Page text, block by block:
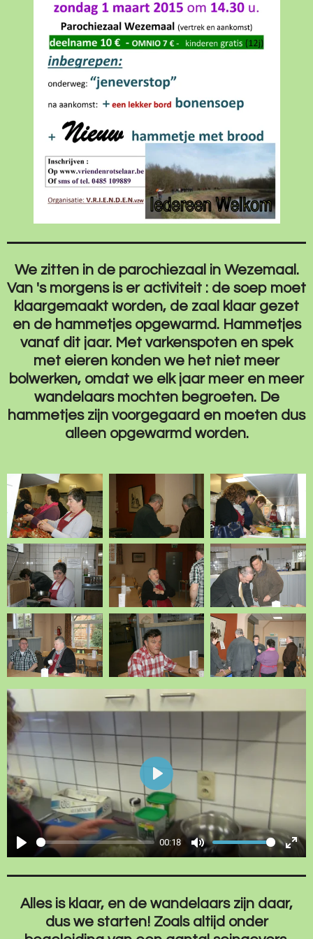
We zitten in de parochiezaal in Wezemaal.
Van 's morgens is er activiteit : de soep moet
klaargemaakt worden, de zaal klaar gezet
en de hammetjes opgewarmd. Hammetjes
vanaf dit jaar. Met varkenspoten en spek
met eieren konden we het niet meer
bolwerken, omdat we elk jaar meer en meer
wandelaars mochten begroeten. De
hammetjes zijn voorgegaard en moeten dus
alleen opgewarmd worden.
P
l
a
00:18
M
u
t
e
E
n
P
l
a
y
Alles is klaar, en de wandelaars zijn daar,
dus we starten! Zoals altijd onder